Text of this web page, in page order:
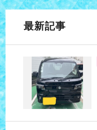
最新記事